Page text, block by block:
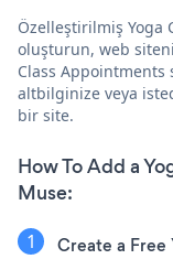
Özelleştirilmiş Yoga
oluşturun, web
Class Appointments
altbilginize veya
bir site.
How To Add a
Muse:
Create a Free